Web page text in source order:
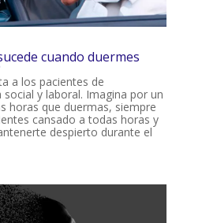
cuando duermes
a los pacientes de
y laboral. Imagina por un
horas que duermas, siempre
cansado a todas horas y
despierto durante el